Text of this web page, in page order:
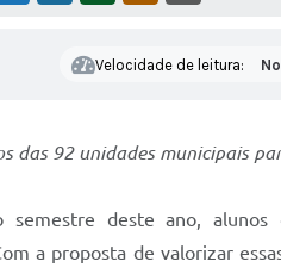
Velocidade de leitura:
das 92 unidades municipais
deste ano, alunos
a proposta de valorizar